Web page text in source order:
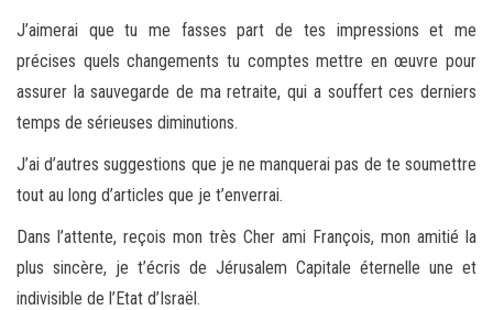
J’aimerai que tu me fasses part de tes impressions et me
précises quels changements tu comptes mettre en œuvre pour
assurer la sauvegarde de ma retraite, qui a souffert ces derniers
temps de sérieuses diminutions.
J’ai d’autres suggestions que je ne manquerai pas de te soumettre
tout au long d’articles que je t’enverrai.
Dans l’attente, reçois mon très Cher ami François, mon amitié la
plus sincère, je t’écris de Jérusalem Capitale éternelle une et
indivisible de l’Etat d’Israël.